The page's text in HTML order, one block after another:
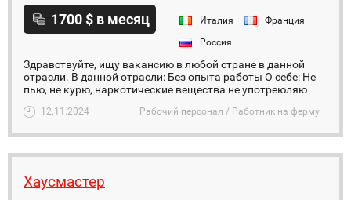
1700 $ в месяц Италия
Франция
Россия
Здравствуйте, ищу вакансию в любой стране в данной
отрасли. В данной отрасли: Без опыта работы О себе: Не
пью, не курю, наркотические вещества не употреюляю
12.11.2024 Рабочий персонал / Работник на ферму
Хаусмастер